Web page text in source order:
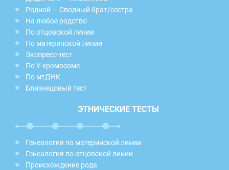
Родной — Сводный брат/сестра
На любое родство
По отцовской линии
По материнской линии
Экспресс-тест
По Y-хромосоме
По мтДНК
Близнецовый тест
ЭТНИЧЕСКИЕ ТЕСТЫ
Генеалогия по материнской линии
Генеалогия по отцовской линии
Происхождение рода